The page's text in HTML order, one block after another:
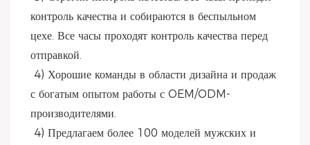
контроль качества и собираются в беспыльном
цехе. Все часы проходят контроль качества перед
отправкой.
с богатым опытом работы с OEM/ODM-
производителями.